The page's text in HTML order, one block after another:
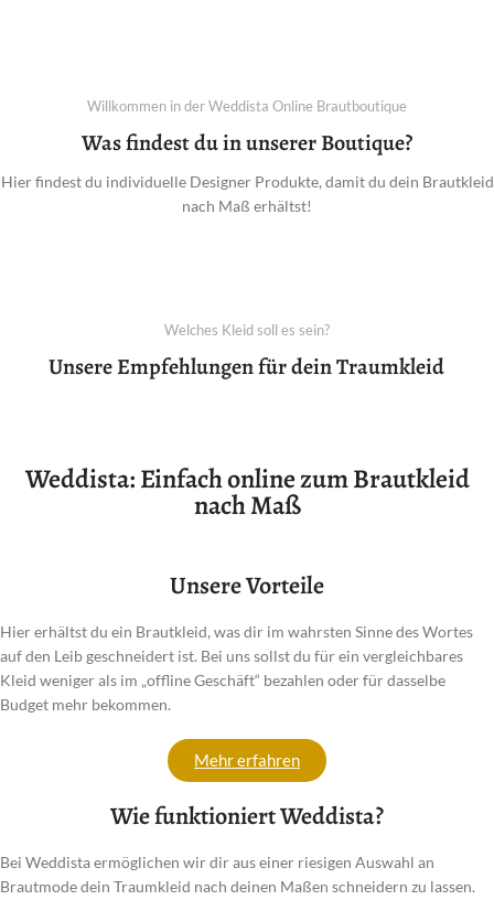
Willkommen in der Weddista Online Brautboutique
Was findest du in unserer Boutique?
Hier findest du individuelle Designer Produkte, damit du dein Brautkleid
nach Maß erhältst!
Welches Kleid soll es sein?
Unsere Empfehlungen für dein Traumkleid
Weddista: Einfach online zum Brautkleid
nach Maß
Unsere Vorteile
Hier erhältst du ein Brautkleid, was dir im wahrsten Sinne des Wortes
auf den Leib geschneidert ist. Bei uns sollst du für ein vergleichbares
Kleid weniger als im „offline Geschäft“ bezahlen oder für dasselbe
Budget mehr bekommen.
Mehr erfahren
Wie funktioniert Weddista?
Bei Weddista ermöglichen wir dir aus einer riesigen Auswahl an
Brautmode dein Traumkleid nach deinen Maßen schneidern zu lassen.